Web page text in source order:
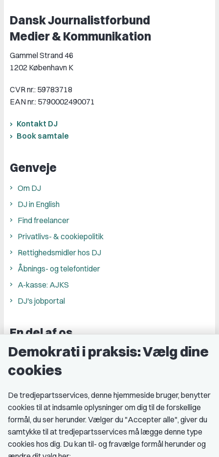
Dansk Journalistforbund
Medier & Kommunikation
Gammel Strand 46
1202 København K
CVR nr.: 59783718
EAN nr.: 5790002490071
Kontakt DJ
Book samtale
Genveje
Om DJ
DJ in English
Find freelancer
Privatlivs- & cookiepolitik
Rettighedsmidler hos DJ
Åbnings- og telefontider
A-kasse: AJKS
DJ's jobportal
En del af os
Grupper og kredse
Studenterorganisationer
Medlemskab
Fordele som medlem
Kontingent
Demokrati i praksis: Vælg dine
cookies
De tredjepartsservices, denne hjemmeside bruger, benytter
cookies til at indsamle oplysninger om dig til de forskellige
formål, du ser herunder. Vælger du "Accepter alle", giver du
samtykke til at tredjepartsservices må lægge denne type
cookies hos dig. Du kan til- og fravælge formål herunder og